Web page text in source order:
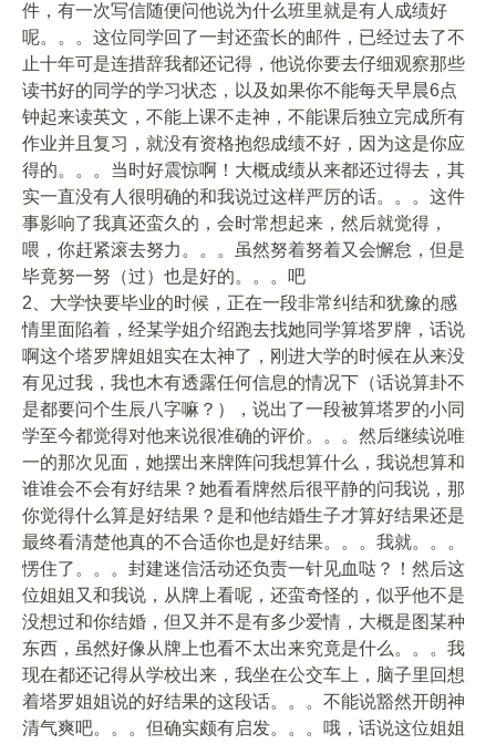
件，有一次写信随便问他说为什么班里就是有人成绩好
呢。。。这位同学回了一封还蛮长的邮件，已经过去了不
止十年可是连措辞我都还记得，他说你要去仔细观察那些
读书好的同学的学习状态，以及如果你不能每天早晨6点
钟起来读英文，不能上课不走神，不能课后独立完成所有
作业并且复习，就没有资格抱怨成绩不好，因为这是你应
得的。。。当时好震惊啊！大概成绩从来都还过得去，其
实一直没有人很明确的和我说过这样严厉的话。。。这件
事影响了我真还蛮久的，会时常想起来，然后就觉得，
喂，你赶紧滚去努力。。。虽然努着努着又会懈怠，但是
毕竟努一努（过）也是好的。。。吧
2、大学快要毕业的时候，正在一段非常纠结和犹豫的感
情里面陷着，经某学姐介绍跑去找她同学算塔罗牌，话说
啊这个塔罗牌姐姐实在太神了，刚进大学的时候在从来没
有见过我，我也木有透露任何信息的情况下（话说算卦不
是都要问个生辰八字嘛？），说出了一段被算塔罗的小同
学至今都觉得对他来说很准确的评价。。。然后继续说唯
一的那次见面，她摆出来牌阵问我想算什么，我说想算和
谁谁会不会有好结果？她看看牌然后很平静的问我说，那
你觉得什么算是好结果？是和他结婚生子才算好结果还是
最终看清楚他真的不合适你也是好结果。。。我就。。。
愣住了。。。封建迷信活动还负责一针见血哒？！然后这
位姐姐又和我说，从牌上看呢，还蛮奇怪的，似乎他不是
没想过和你结婚，但又并不是有多少爱情，大概是图某种
东西，虽然好像从牌上也看不太出来究竟是什么。。。我
现在都还记得从学校出来，我坐在公交车上，脑子里回想
着塔罗姐姐说的好结果的这段话。。。不能说豁然开朗神
清气爽吧。。。但确实颇有启发。。。哦，话说这位姐姐